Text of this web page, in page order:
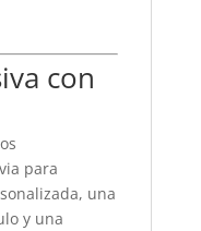
con
para
una
y una